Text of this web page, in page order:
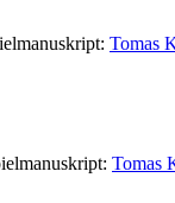
Tomas
Tomas